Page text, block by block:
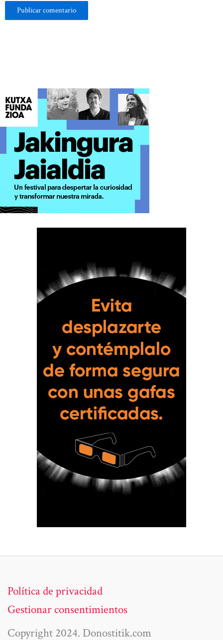
Política de privacidad
Gestionar consentimientos
Copyright 2024. Donostitik.com